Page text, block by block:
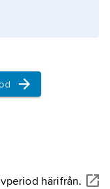
härifrån.